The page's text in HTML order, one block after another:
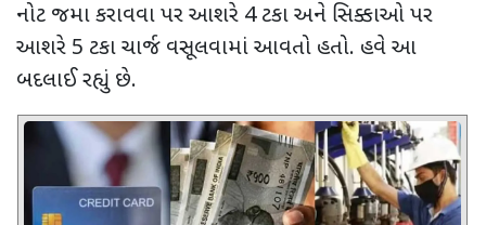
નોટ જમા કરાવવા પર આશરે 4ટકા અને સિક્કાઓ પર
આશરે 5 ટકા ચાર્જ વસૂલવામાં આવતો હતો. હવે આ
બદલાઈ રહ્યું છે.